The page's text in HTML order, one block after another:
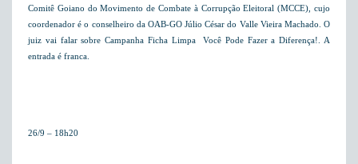
Comitê Goiano do Movimento de Combate à Corrupção Eleitoral (MCCE), cujo
coordenador é o conselheiro da OAB-GO Júlio César do Valle Vieira Machado. O
juiz vai falar sobre Campanha Ficha Limpa  Você Pode Fazer a Diferença!. A
entrada é franca.
26/9 – 18h20